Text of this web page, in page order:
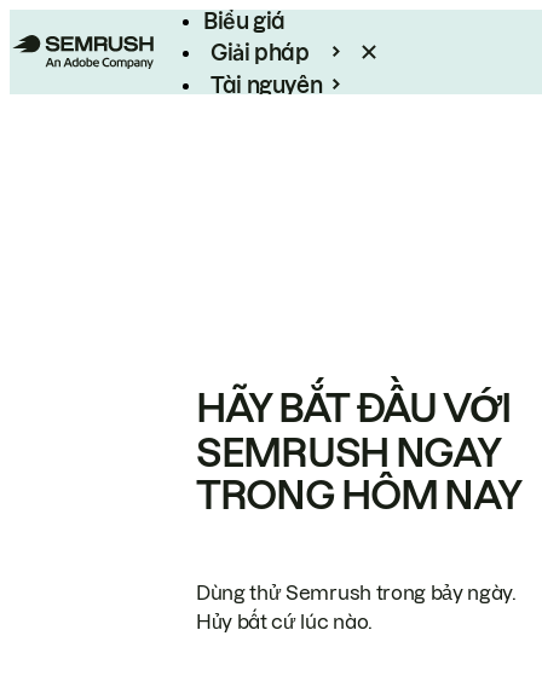
Biểu giá
Giải pháp
Tài nguyên
HÃY BẮT ĐẦU VỚI
SEMRUSH NGAY
TRONG HÔM NAY
Dùng thử Semrush trong bảy ngày.
Hủy bất cứ lúc nào.